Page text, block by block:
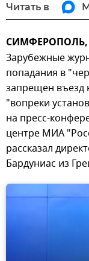
Читать в
СИМФЕРОПОЛЬ,
Зарубежные
попадания в
запрещен въезд
"вопреки
на пресс-
центре МИА
рассказал
Бардуниас из